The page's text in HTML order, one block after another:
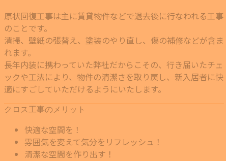
原状回復工事は主に賃貸物件などで退去後に行なわれる工事
のことです。
清掃、壁紙の張替え、塗装のやり直し、傷の補修などが含ま
れます。
長年内装に携わっていた弊社だからこその、行き届いたチェ
ックや工法により、物件の清潔さを取り戻し、新入居者に快
適にすごしていただけるようにいたします。
クロス工事のメリット
快適な空間を！
雰囲気を変えて気分をリフレッシュ！
清潔な空間を作り出す！